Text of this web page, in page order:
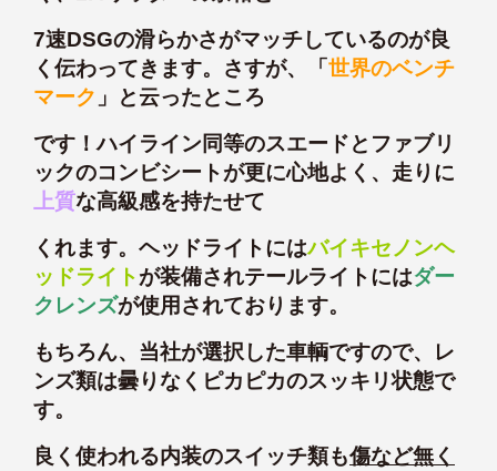
7速DSGの滑らかさがマッチしているのが良
く伝わってきます。さすが、「 世界のベンチ
マーク 」と云ったところ
です！ハイライン同等のスエードとファブリ
ックのコンビシートが更に心地よく、走りに
上質な高級感を持たせて
くれます。ヘッドライトにはバイキセノンヘ
ッドライトが装備されテールライトにはダー
クレンズが使用されております。
もちろん、当社が選択した車輌ですので、レ
ンズ類は曇りなくピカピカのスッキリ状態で
す。
良く使われる内装のスイッチ類も傷など無く